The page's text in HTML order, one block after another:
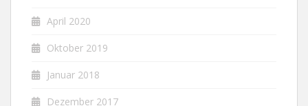
April 2020
Oktober 2019
Januar 2018
Dezember 2017